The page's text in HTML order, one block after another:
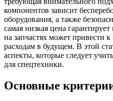
компонентов зависит
оборудования, а также
самая низкая цена
на запчастях может привести
расходам в будущем. В этой
аспекты, которые следует
для спецтехники.
Основные